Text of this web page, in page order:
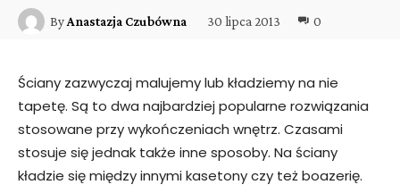
ByAnastazja Czubówna 30 lipca 2013 0
Ściany zazwyczaj malujemy lub kładziemy na nie
tapetę. Są to dwa najbardziej popularne rozwiązania
stosowane przy wykończeniach wnętrz. Czasami
stosuje się jednak także inne sposoby. Na ściany
kładzie się między innymi kasetony czy też boazerię.